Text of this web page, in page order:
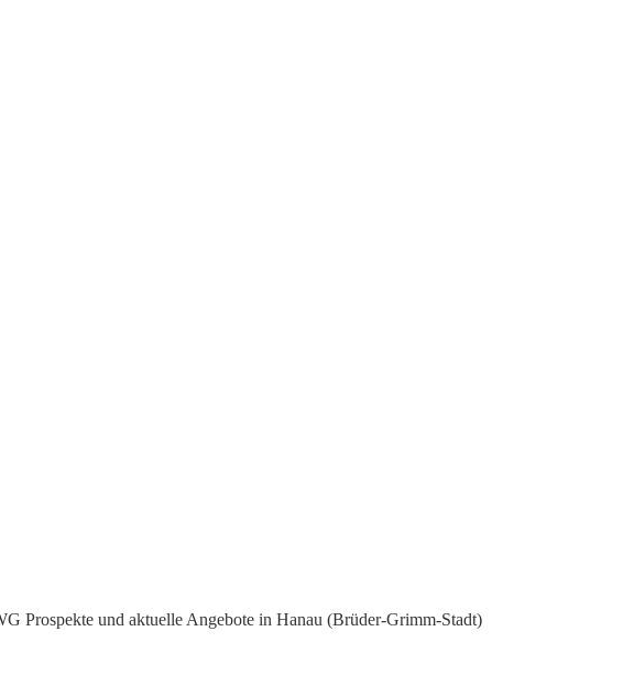
Prospekte und aktuelle Angebote in Hanau (Brüder-Grimm-Stadt)